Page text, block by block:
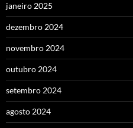
janeiro 2025
dezembro 2024
novembro 2024
outubro 2024
setembro 2024
agosto 2024